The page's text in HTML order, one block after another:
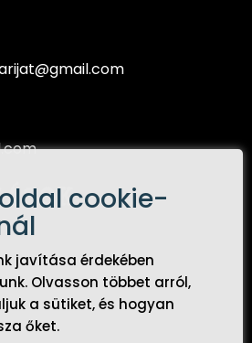
cookie-
javítása érdekében
Olvasson többet arról,
a sütiket, és hogyan
őket.